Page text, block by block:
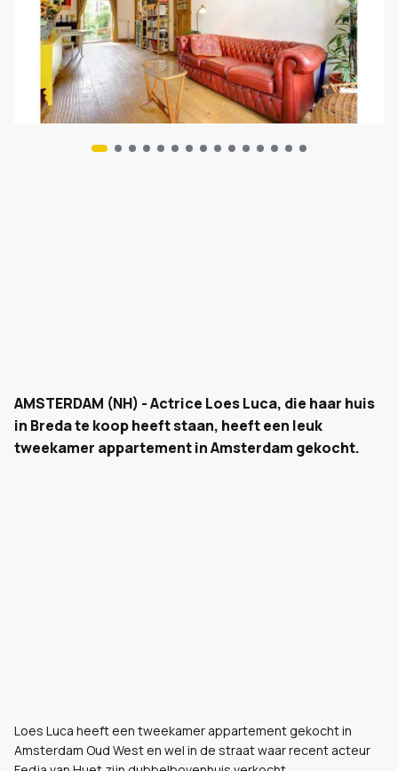
AMSTERDAM (NH) - Actrice Loes Luca, die haar huis
in Breda te koop heeft staan, heeft een leuk
tweekamer appartement in Amsterdam gekocht.
Loes Luca heeft een tweekamer appartement gekocht in
Amsterdam Oud West en wel in de straat waar recent acteur